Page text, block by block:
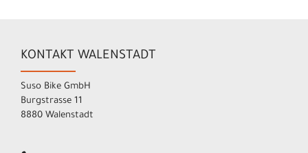
KONTAKT WALENSTADT
Suso Bike GmbH
Burgstrasse 11
8880 Walenstadt